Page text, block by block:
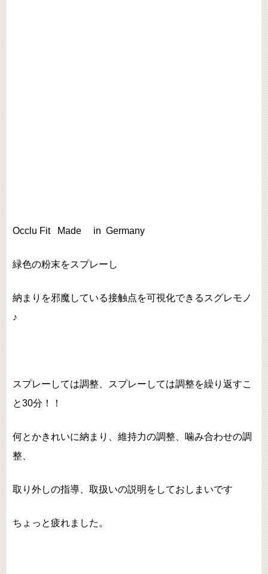
Occlu Fit Made in Germany
緑色の粉末をスプレーし
納まりを邪魔している接触点を可視化できるスグレモノ
♪
スプレーしては調整、スプレーしては調整を繰り返すこ
と30分！！
何とかきれいに納まり、維持力の調整、噛み合わせの調
整、
取り外しの指導、取扱いの説明をしておしまいです
ちょっと疲れました。